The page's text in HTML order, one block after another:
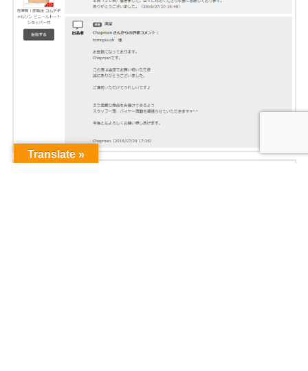
Translate »